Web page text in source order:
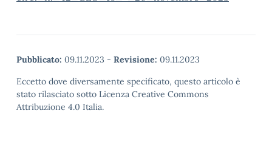
Pubblicato: 09.11.2023 - Revisione: 09.11.2023
Eccetto dove diversamente specificato, questo articolo è
stato rilasciato sotto Licenza Creative Commons
Attribuzione 4.0 Italia.